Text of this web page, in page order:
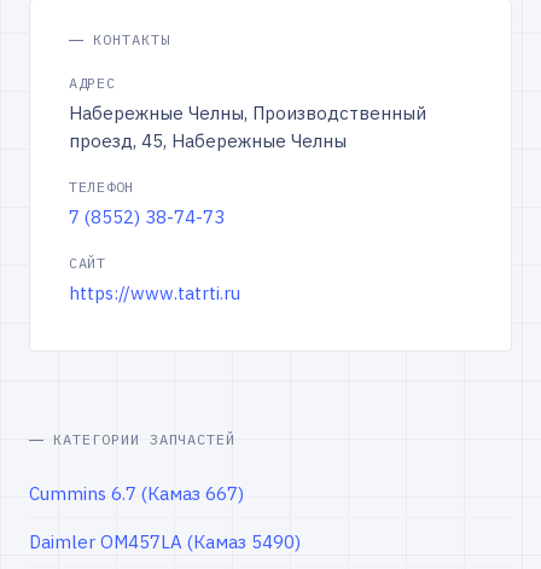
КОНТАКТЫ
АДРЕС
Набережные Челны, Производственный
проезд, 45, Набережные Челны
ТЕЛЕФОН
7 (8552) 38-74-73
САЙТ
https://www.tatrti.ru
КАТЕГОРИИ ЗАПЧАСТЕЙ
Cummins 6.7 (Камаз 667)
Daimler OM457LA (Камаз 5490)